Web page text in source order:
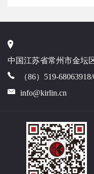
中国江苏省常州市金坛
（86）519-
info@kirlin.cn